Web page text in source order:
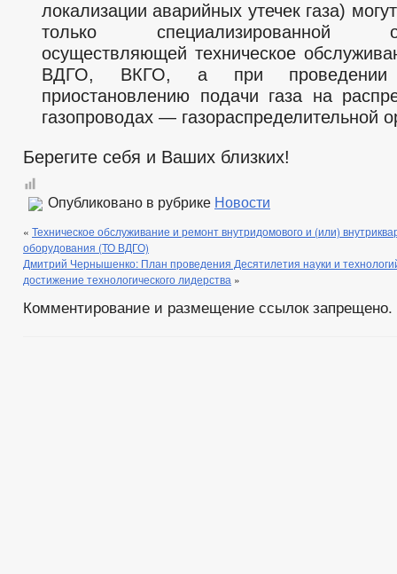
локализации аварийных утечек газа)
только специализированной
осуществляющей техническое
ВДГО, ВКГО, а при
приостановлению подачи газа на
газопроводах — газораспределительной
Берегите себя и Ваших близких!
Опубликовано в рубрике Новости
« Техническое обслуживание и ремонт внутридомового и (или)
оборудования (ТО ВДГО)
Дмитрий Чернышенко: План проведения Десятилетия науки и
достижение технологического лидерства »
Комментирование и размещение ссылок запрещено.